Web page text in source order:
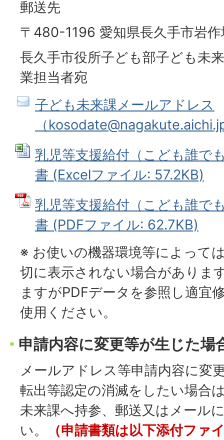
郵送先
〒480-1196 愛知県長久手市岩
長久手市役所子ども部子ども未
業担当者宛
子ども未来課メールアドレス
（
乳児等支援給付（こども誰で
書 (Excelファイル: 57.2KB)
乳児等支援給付（こども誰で
書 (PDFファイル: 62.7KB)
※ お使いの機器環境等によって
切に表示されない場合がありま
ますがPDFデータを参照し適宜
使用ください。
申請内容に変更等が生じた場
メールアドレス等申請内容に変
転出等認定の消滅をしたい場合
未来課へ持参、郵送又はメール
い。
（申請書類は以下添付ファ